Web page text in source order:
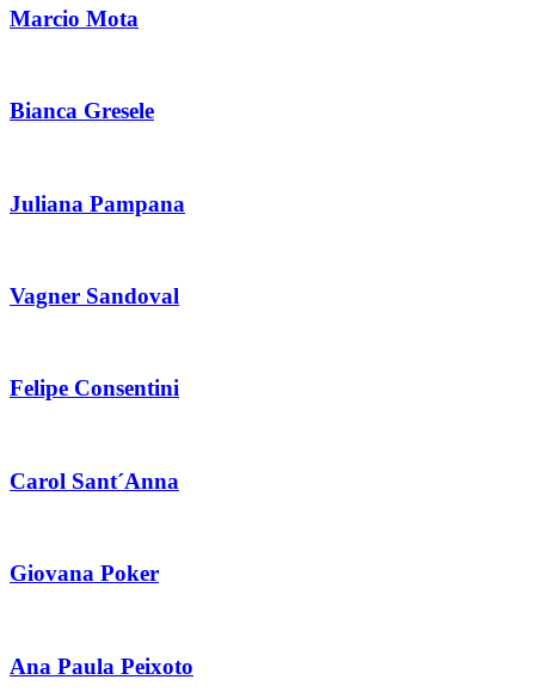
Marcio Mota
Bianca Gresele
Juliana Pampana
Vagner Sandoval
Felipe Consentini
Carol Sant´Anna
Giovana Poker
Ana Paula Peixoto